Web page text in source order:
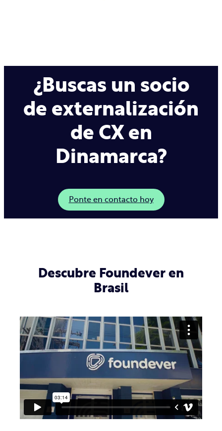
¿Buscas un socio
de externalización
de CX en
Dinamarca?
Ponte en contacto hoy
Descubre Foundever en
Brasil